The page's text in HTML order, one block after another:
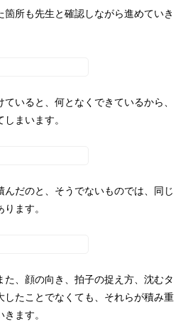
箇所も先生と確認しながら進めていき
いると、何となくできているから、
まいます。
んだのと、そうでないものでは、同じ
ます。
、顔の向き、拍子の捉え方、沈むタ
したことでなくても、それらが積み重
ます。